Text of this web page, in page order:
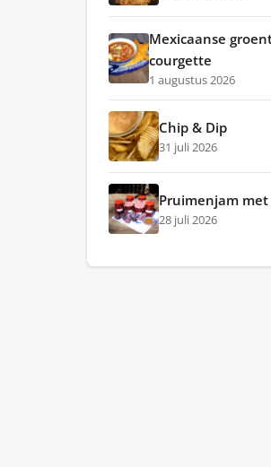
Mexicaanse
courgette
1 augustus 2026
Chip & Dip
31 juli 2026
Pruimenjam
28 juli 2026